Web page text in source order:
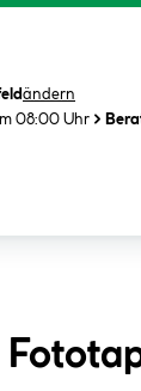
ändern
08:00 Uhr